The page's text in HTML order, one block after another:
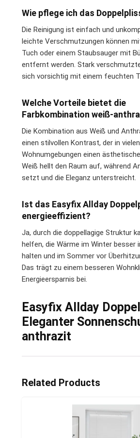
Wie pflege ich das
Die Reinigung ist einfach und
leichte Verschmutzungen können
Tuch oder einem Staubsauger mit
entfernt werden. Stark
sich vorsichtig mit einem feuchten
Welche Vorteile bietet die
Farbkombination weiß-
Die Kombination aus Weiß und
einen stilvollen Kontrast, der in
Wohnumgebungen einen
Weiß hellt den Raum auf, während
setzt und die Eleganz unterstreicht.
Ist das Easyfix Allday
energieeffizient?
Ja, durch die doppellagige Struktur
helfen, die Wärme im Winter besser
halten und im Sommer vor
Das trägt zu einem besseren
Energieersparnis bei.
Easyfix Allday
Eleganter
anthrazit
Related Products